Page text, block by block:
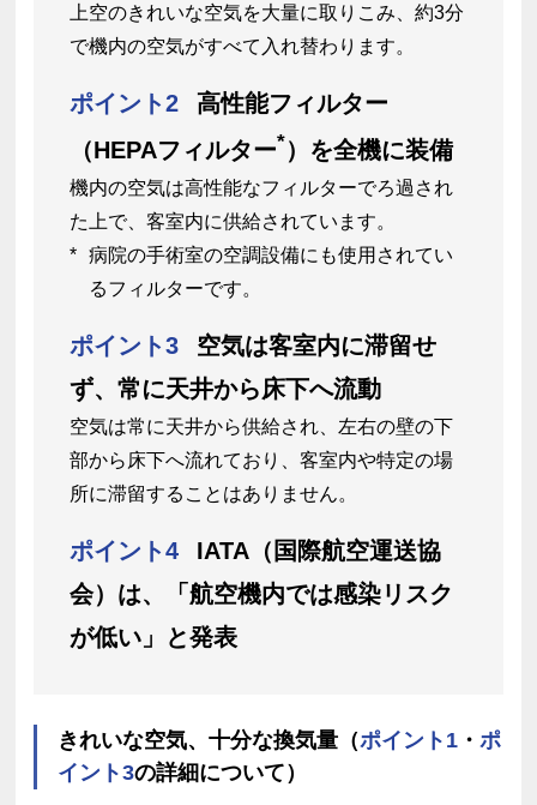
上空のきれいな空気を大量に取りこみ、約3分
で機内の空気がすべて入れ替わります。
ポイント2
高性能フィルター
（HEPAフィルター*）を全機に装備
機内の空気は高性能なフィルターでろ過され
た上で、客室内に供給されています。
病院の手術室の空調設備にも使用されてい
るフィルターです。
ポイント3
空気は客室内に滞留せ
ず、常に天井から床下へ流動
空気は常に天井から供給され、左右の壁の下
部から床下へ流れており、客室内や特定の場
所に滞留することはありません。
ポイント4
IATA（国際航空運送協
会）は、「航空機内では感染リスク
が低い」と発表
きれいな空気、十分な換気量（ポイント1 ・ポ
イント3の詳細について）